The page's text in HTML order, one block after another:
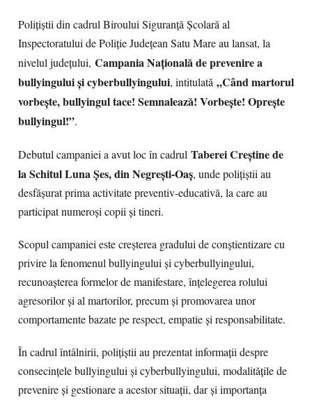
Polițiștii din cadrul Biroului Siguranță Școlară al
Inspectoratului de Poliție Județean Satu Mare au lansat, la
nivelul județului, Campania Națională de prevenire a
bullyingului și cyberbullyingului, intitulată „Când martorul
vorbește, bullyingul tace! Semnalează! Vorbește! Oprește
bullyingul!”.
Debutul campaniei a avut loc în cadrul Taberei Creștine de
la Schitul Luna Șes, din Negrești-Oaș, unde polițiștii au
desfășurat prima activitate preventiv-educativă, la care au
participat numeroși copii și tineri.
Scopul campaniei este creșterea gradului de conștientizare cu
privire la fenomenul bullyingului și cyberbullyingului,
recunoașterea formelor de manifestare, înțelegerea rolului
agresorilor și al martorilor, precum și promovarea unor
comportamente bazate pe respect, empatie și responsabilitate.
În cadrul întâlnirii, polițiștii au prezentat informații despre
consecințele bullyingului și cyberbullyingului, modalitățile de
prevenire și gestionare a acestor situații, dar și importanța